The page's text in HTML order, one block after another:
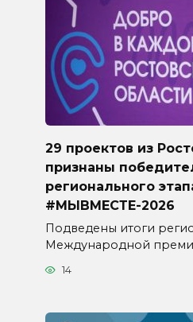
29 проектов из
признаны
регионального
#МЫВМЕСТЕ-2026
Подведены итоги
Международной
14